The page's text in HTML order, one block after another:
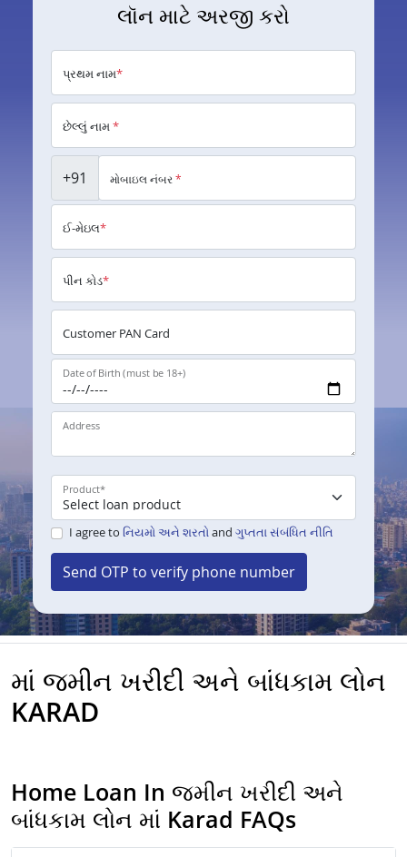
લૉન માટે અરજી કરો
પ્રથમ નામ*
છેલ્લું નામ*
+91 મોબાઇલ નંબર*
ઈ-મેઇલ*
પીન કોડ*
Customer PAN Card
Date of Birth (must be 18+)
Address
Product*
I agree to નિયમો અને શરતોand ગુપ્તતા સંબંધિત નીતિ
Send OTP to verify phone number
માં જમીન ખરીદી અને બાંધકામ લોન
KARAD
Home Loan In જમીન ખરીદી અને
બાંધકામ લોન માં Karad FAQs